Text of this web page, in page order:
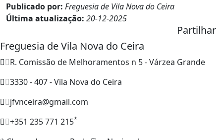
Publicado por: Freguesia de Vila Nova do Ceira
Última atualização: 20-12-2025
Partilhar
Freguesia de Vila Nova do Ceira
R. Comissão de Melhoramentos n 5 - Várzea Grande
3330 - 407 - Vila Nova do Ceira
jfvnceira@gmail.com
+351 235 771 215*